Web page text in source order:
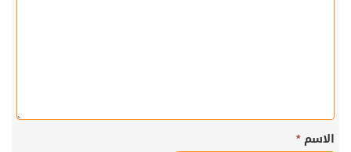
الاسم*